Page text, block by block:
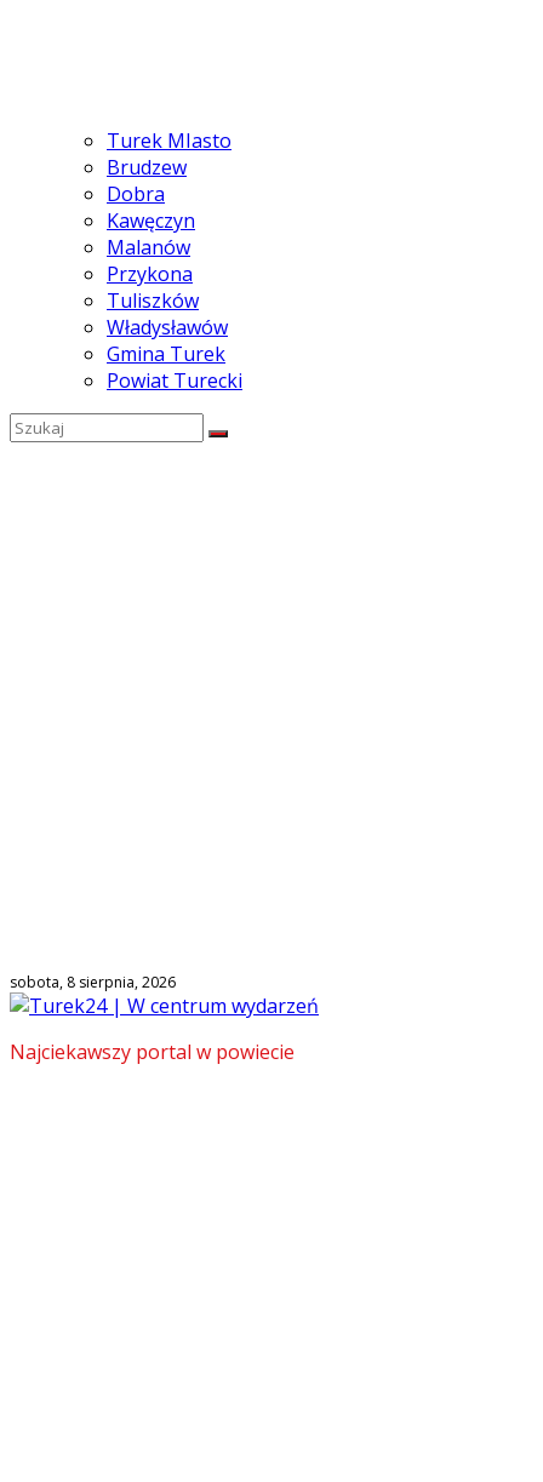
Turek MIasto
Brudzew
Dobra
Kawęczyn
Malanów
Przykona
Tuliszków
Władysławów
Gmina Turek
Powiat Turecki
sobota, 8 sierpnia, 2026
Najciekawszy portal w powiecie